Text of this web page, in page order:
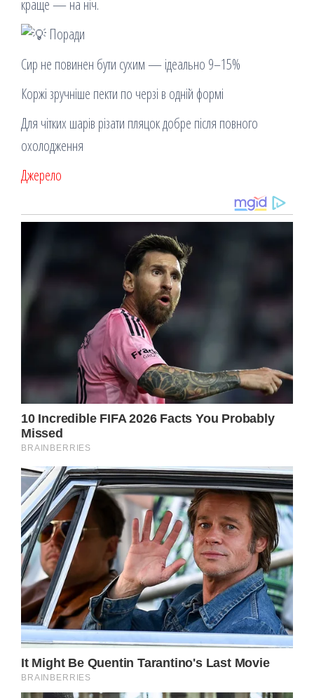
краще — на ніч.
Поради
Сир не повинен бути сухим — ідеально 9–15%
Коржі зручніше пекти по черзі в одній формі
Для чітких шарів різати пляцок добре після повного
охолодження
Джерело